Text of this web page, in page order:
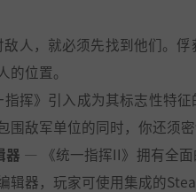
人，就必须先找到他们。
位置。
挥》引入成为其标志性特
围敌军单位的同时，你还须密
器 — 《统一指挥II》拥有全面
辑器，玩家可使用集成的